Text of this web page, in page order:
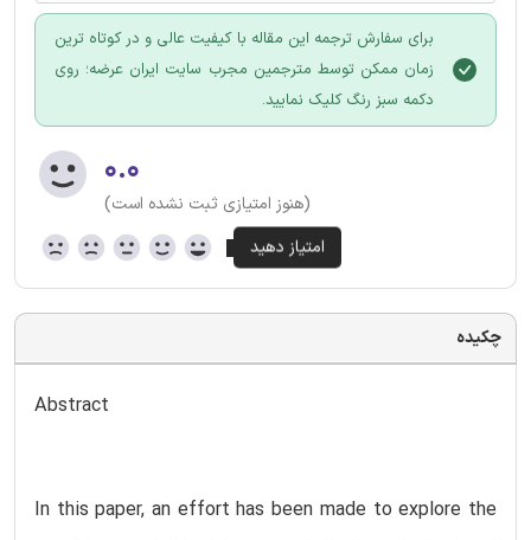
برای سفارش ترجمه این مقاله با کیفیت عالی و در کوتاه ترین
زمان ممکن توسط مترجمین مجرب سایت ایران عرضه؛ روی
دکمه سبز رنگ کلیک نمایید.
۰.۰
(هنوز امتیازی ثبت نشده است)
چکیده
Abstract
In this paper, an effort has been made to explore the